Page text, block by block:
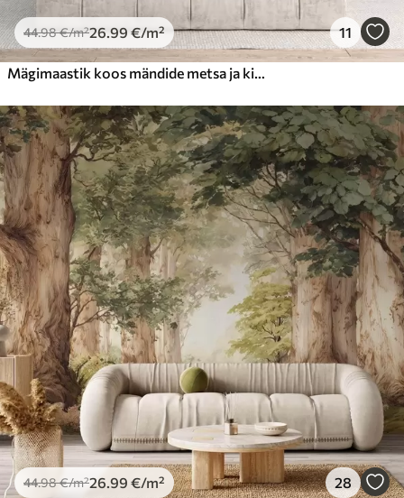
44.98€/m²26 .99 €/m² 11
44.98€/m²26 .99 €/m² 28